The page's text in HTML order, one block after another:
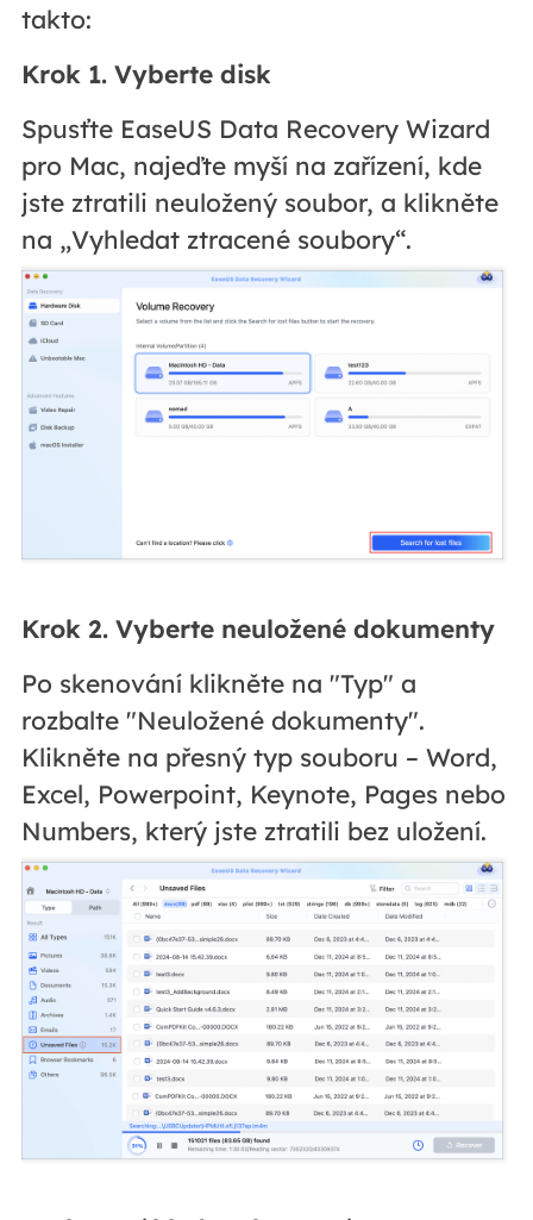
takto:
Krok 1. Vyberte disk
Spusťte EaseUS Data Recovery Wizard
pro Mac, najeďte myší na zařízení, kde
jste ztratili neuložený soubor, a klikněte
na „Vyhledat ztracené soubory“.
Krok 2. Vyberte neuložené dokumenty
Po skenování klikněte na "Typ" a
rozbalte "Neuložené dokumenty".
Klikněte na přesný typ souboru – Word,
Excel, Powerpoint, Keynote, Pages nebo
Numbers, který jste ztratili bez uložení.